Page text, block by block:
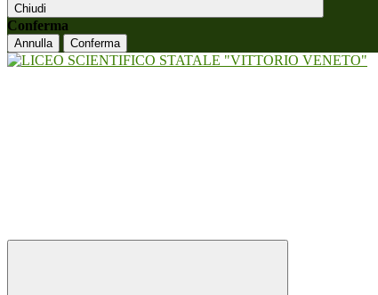
Chiudi
Conferma
Annulla Conferma